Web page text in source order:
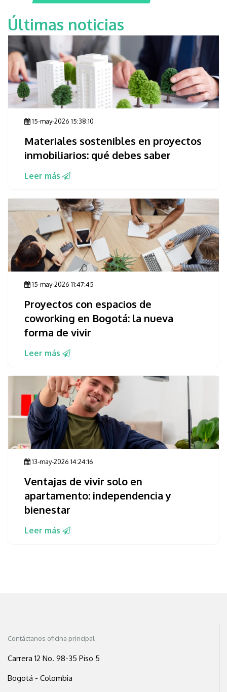
Últimas noticias
15-may-2026 15:38:10
Materiales sostenibles en proyectos
inmobiliarios: qué debes saber
Leer más
15-may-2026 11:47:45
Proyectos con espacios de
coworking en Bogotá: la nueva
forma de vivir
Leer más
13-may-2026 14:24:16
Ventajas de vivir solo en
apartamento: independencia y
bienestar
Leer más
Contáctanos oficina principal
Carrera 12 No. 98-35 Piso 5
Bogotá - Colombia